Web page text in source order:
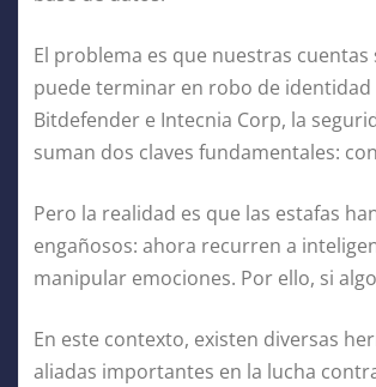
El problema es que nuestras
puede terminar en robo de
Bitdefender e Intecnia Corp, la
suman dos claves fundamentales:
Pero la realidad es que las estafas
engañosos: ahora recurren a
manipular emociones. Por ello, si
En este contexto, existen diversas
aliadas importantes en la lucha